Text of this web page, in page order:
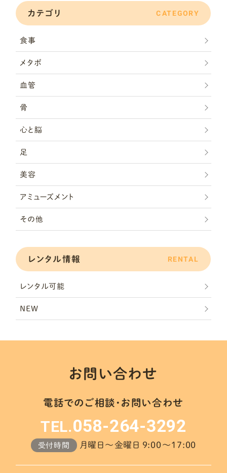
カテゴリ CATEGORY
食事
メタボ
血管
骨
心と脳
足
美容
アミューズメント
その他
レンタル情報 RENTAL
レンタル可能
NEW
お問い合わせ
電話でのご相談・お問い合わせ
TEL.058-264-3292
受付時間 月曜日～金曜日 9:00～17:00